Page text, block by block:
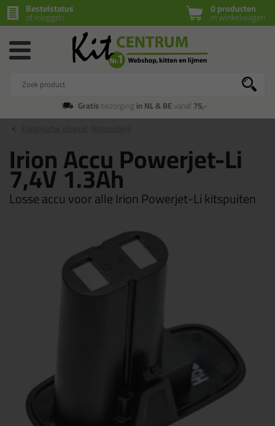
0 producten
in winkelwagen
Bestelstatus
of inloggen
Gratisbezorging in NL & BEvanaf75,-
Irion Accu Powerjet-Li
7,4V 1.3Ah
Losse accu voor alle Irion Powerjet-Li kitspuiten